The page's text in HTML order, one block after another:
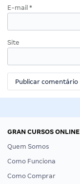
E-mail *
Site
GRAN CURSOS ONLINE
Quem Somos
Como Funciona
Como Comprar